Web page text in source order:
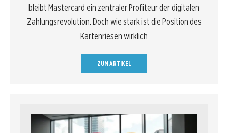
bleibt Mastercard ein zentraler Profiteur der digitalen
Zahlungsrevolution. Doch wie stark ist die Position des
Kartenriesen wirklich
ZUM ARTIKEL